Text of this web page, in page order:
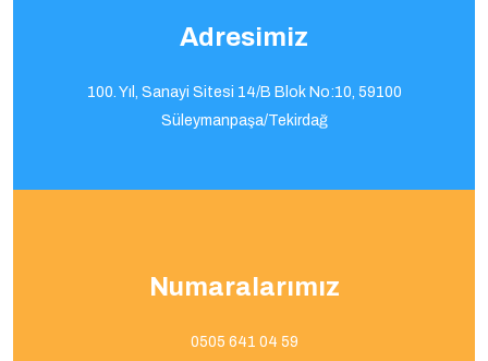
Adresimiz
100. Yıl, Sanayi Sitesi 14/B Blok No:10, 59100
Süleymanpaşa/Tekirdağ
Numaralarımız
0505 641 04 59